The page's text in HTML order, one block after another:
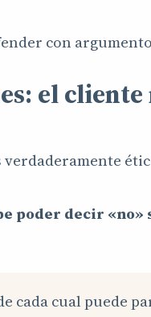
con
el cliente
poder decir «no»
cada cual puede